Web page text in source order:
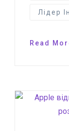
Лідер
Read